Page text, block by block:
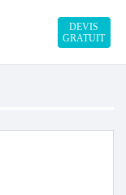
DEVIS
GRATUIT